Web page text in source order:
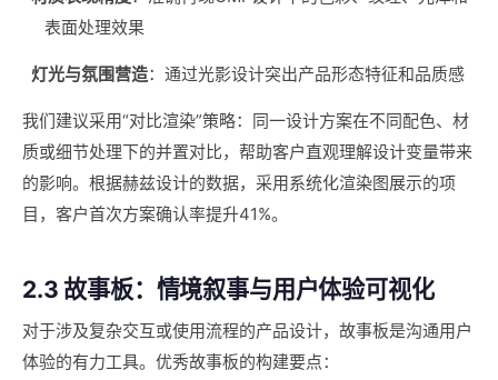
表面处理效果
灯光与氛围营造：通过光影设计突出产品形态特征和品质感
我们建议采用“对比渲染”策略：同一设计方案在不同配色、材
质或细节处理下的并置对比，帮助客户直观理解设计变量带来
的影响。根据赫兹设计的数据，采用系统化渲染图展示的项
目，客户首次方案确认率提升41%。
2.3 故事板：情境叙事与用户体验可视化
对于涉及复杂交互或使用流程的产品设计，故事板是沟通用户
体验的有力工具。优秀故事板的构建要点：